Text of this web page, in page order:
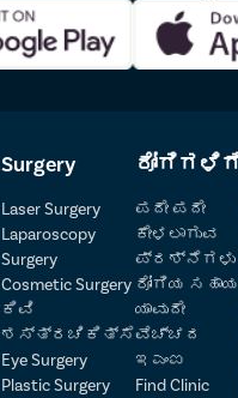
Surgery
Laser Surgery
Laparoscopy
Surgery
Cosmetic Surgery
ಕಿವಿ
ಶಸ್ತ್ರಚಿಕಿತ್ಸೆ
Eye Surgery
Plastic Surgery
ಪದೇ ಪದೇ
ಕೇಳಲಾಗುವ
ಪ್ರಶ್ನೆಗಳು
ರೋಗಿಯ ಸಹಾಯ
ಯಾವುದೇ
ವೆಚ್ಚದ
ಇಎಂಐ
Find Clinic